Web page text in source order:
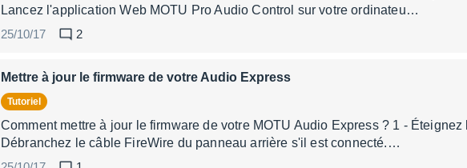
Lancez l'application Web MOTU Pro Audio Control sur votre ordinateu…
25/10/17
2
Mettre à jour le firmware de votre Audio Express
Tutoriel
Comment mettre à jour le firmware de votre MOTU Audio Express ? 1 -
Débranchez le câble FireWire du panneau arrière s'il est connecté.…